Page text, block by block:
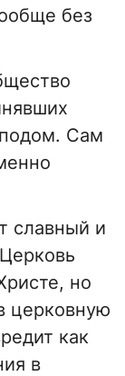
без
Сам
славный и
но
церковную
как
в